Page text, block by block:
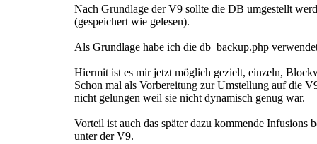
Nach Grundlage der V9 sollte die DB umgestellt
(gespeichert wie gelesen).
Als Grundlage habe ich die db_backup.php
Hiermit ist es mir jetzt möglich gezielt, einzeln,
Schon mal als Vorbereitung zur Umstellung auf die
nicht gelungen weil sie nicht dynamisch genug war.
Vorteil ist auch das später dazu kommende Infusions
unter der V9.